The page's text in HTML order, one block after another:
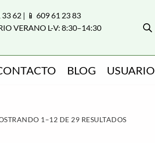
33 62 | 📱 609 61 23 83
VERANO L-V: 8:30–14:30
BLOG USUARIO
1–12 DE 29 RESULTADOS